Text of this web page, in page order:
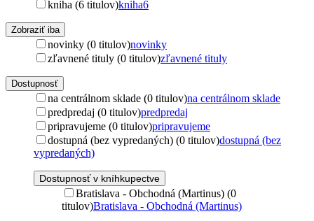
kniha (6 titulov)kniha6
Zobraziť iba
novinky (0 titulov)novinky
zľavnené tituly (0 titulov)zľavnené tituly
Dostupnosť
na centrálnom sklade (0 titulov)na centrálnom sklade
predpredaj (0 titulov)predpredaj
pripravujeme (0 titulov)pripravujeme
dostupná (bez vypredaných) (0 titulov)dostupná (bez
vypredaných)
Dostupnosť v kníhkupectve
Bratislava - Obchodná (Martinus) (0
titulov)Bratislava - Obchodná (Martinus)